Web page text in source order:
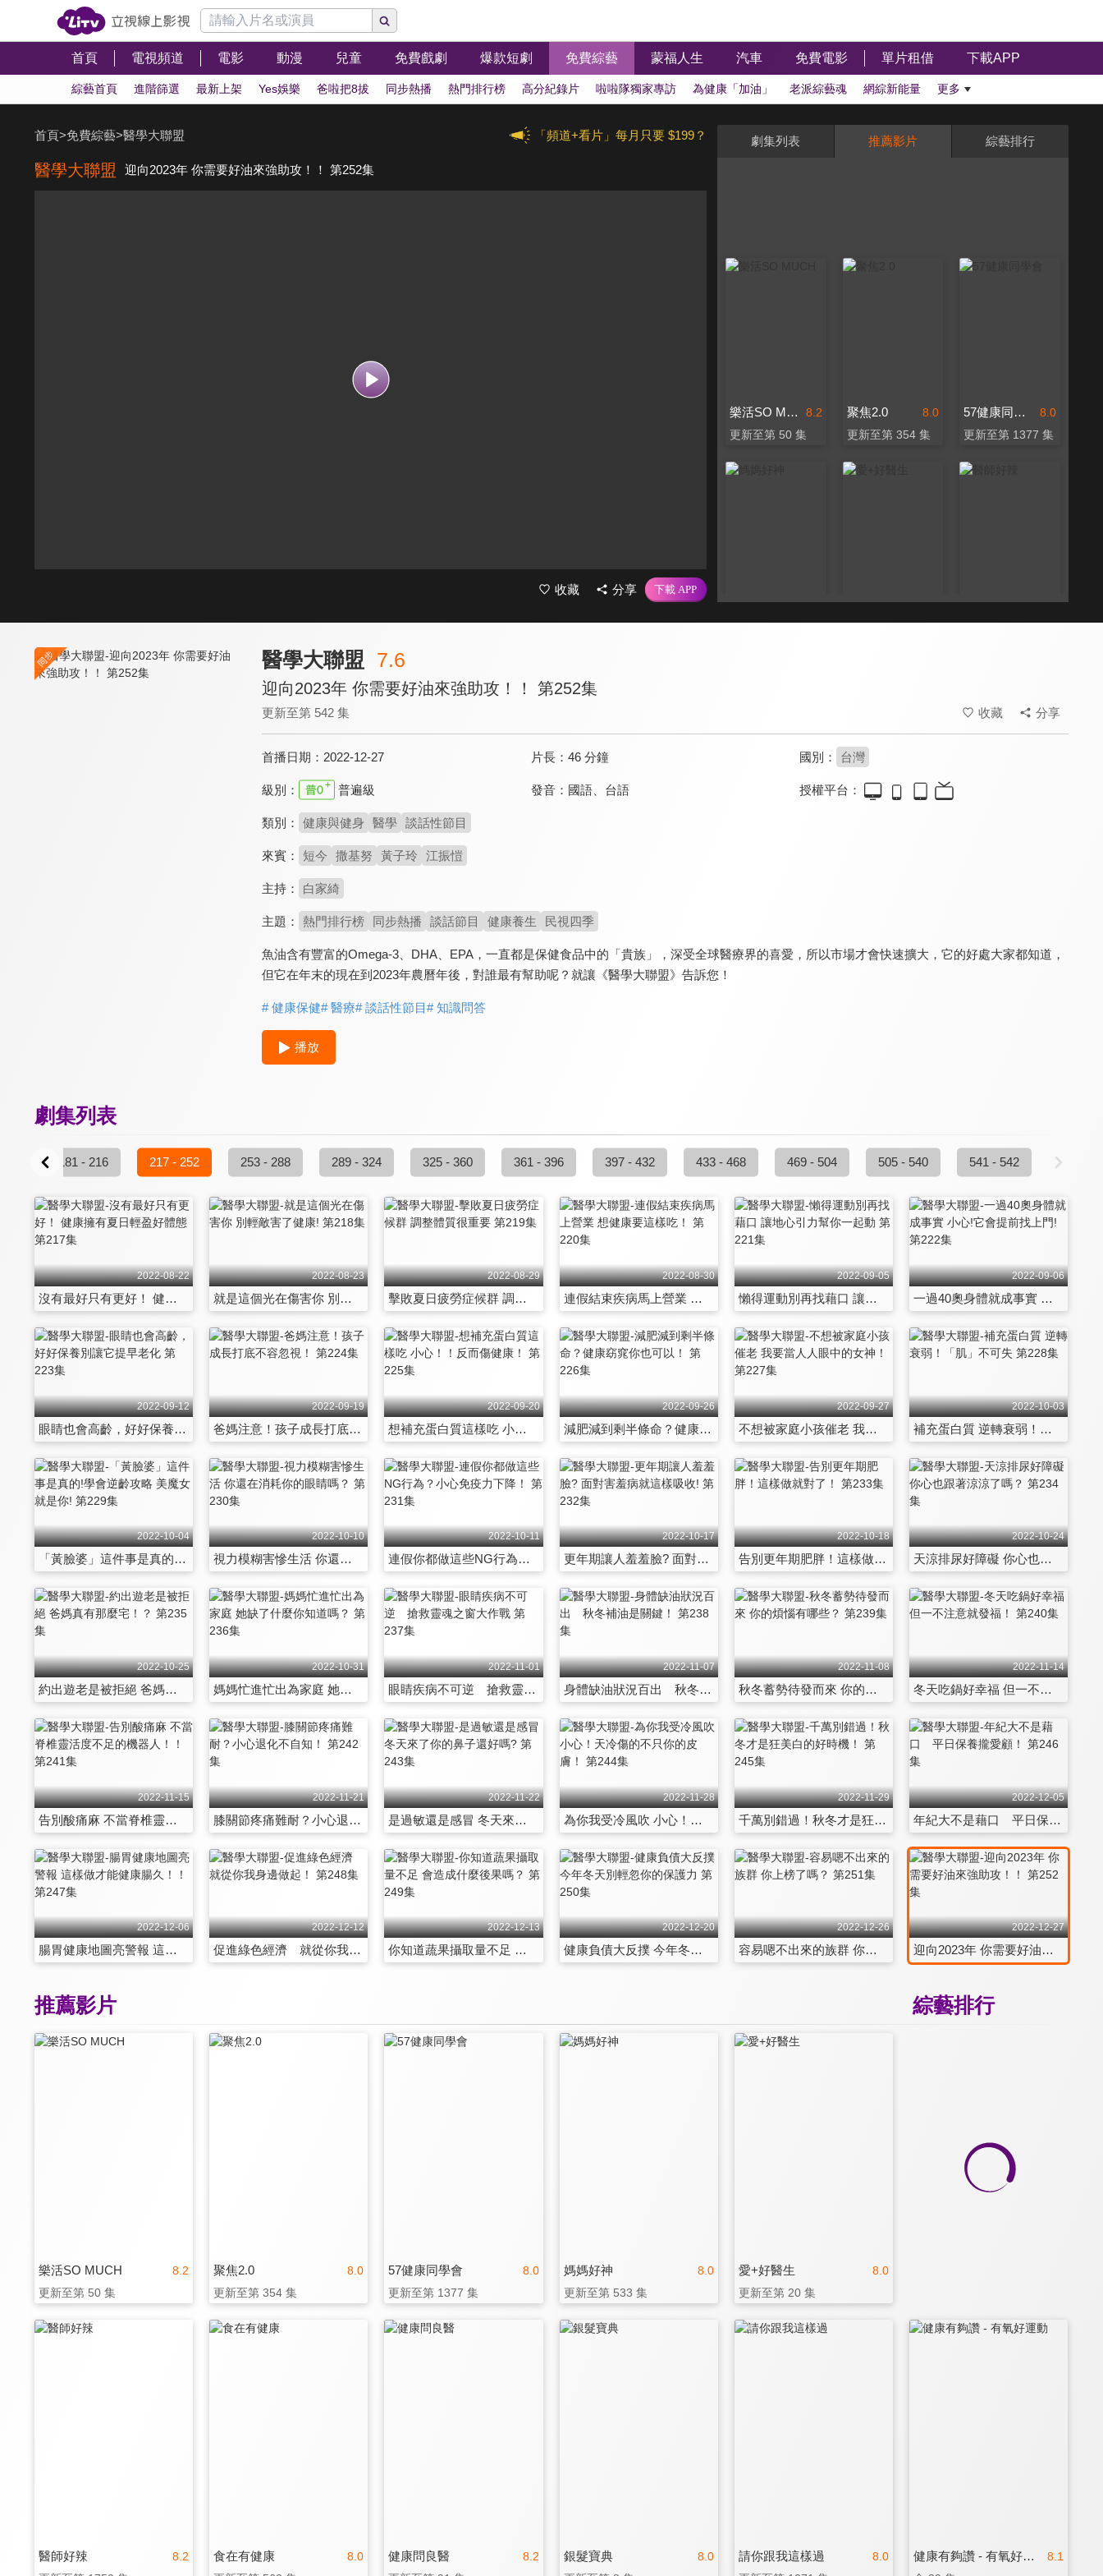
首頁 電視頻道 電影 動漫 兒童 免費戲劇 爆款短劇 免費綜藝 蒙福人生 汽車 免費電影 單片租借 下載APP
綜藝首頁 進階篩選 最新上架 Yes娛樂 爸啦把8拔 同步熱播 熱門排行榜 高分紀錄片 啦啦隊獨家專訪 為健康「加油」 老派綜藝魂 網綜新能量 更多
「頻道+看片」每月只要 $199？
首頁>免費綜藝>醫學大聯盟
醫學大聯盟 迎向2023年 你需要好油來強助攻！！ 第252集
收藏 分享
劇集列表 推薦影片 綜藝排行
8.2
樂活SO MUCH
更新至第 50 集
8.0
聚焦2.0
更新至第 354 集
8.0
57健康同學會
更新至第 1377 集
醫學大聯盟 7.6
迎向2023年 你需要好油來強助攻！！ 第252集
更新至第 542 集 收藏 分享
首播日期： 2022-12-27 片長： 46 分鐘 國別： 台灣
級別： 普遍級 發音： 國語、 台語 授權平台：
類別： 健康與健身 醫學 談話性節目
來賓： 短今 撒基努 黃子玲 江振愷
主持： 白家綺
主題： 熱門排行榜 同步熱播 談話節目 健康養生 民視四季
魚油含有豐富的Omega-3、DHA、EPA，一直都是保健食品中的「貴族」，深受全球醫療界的喜愛，所以市場才會快速擴大，它的好處大家都知道，
但它在年末的現在到2023年農曆年後，對誰最有幫助呢？就讓《醫學大聯盟》告訴您！
# 健康保健# 醫療# 談話性節目# 知識問答
播放
劇集列表
181 - 216 217 - 252 253 - 288 289 - 324 325 - 360 361 - 396 397 - 432 433 - 468 469 - 504 505 - 540 541 - 542
2022-08-22
沒有最好只有更好！ 健康擁有夏日輕盈好體態 第217集
2022-08-23
就是這個光在傷害你 別輕敵害了健康! 第218集
2022-08-29
擊敗夏日疲勞症候群 調整體質很重要 第219集
2022-08-30
連假結束疾病馬上營業 想健康要這樣吃！ 第220集
2022-09-05
懶得運動別再找藉口 讓地心引力幫你一起動 第221集
2022-09-06
一過40奧身體就成事實 小心!它會提前找上門! 第222集
2022-09-12
眼睛也會高齡，好好保養別讓它提早老化 第223集
2022-09-19
爸媽注意！孩子成長打底不容忽視！ 第224集
2022-09-20
想補充蛋白質這樣吃 小心！！反而傷健康！ 第225集
2022-09-26
減肥減到剩半條命？健康窈窕你也可以！ 第226集
2022-09-27
不想被家庭小孩催老 我要當人人眼中的女神！ 第227集
2022-10-03
補充蛋白質 逆轉衰弱！「肌」不可失 第228集
2022-10-04
「黃臉婆」這件事是真的!學會逆齡攻略 美魔女就是你! 第229集
2022-10-10
視力模糊害慘生活 你還在消耗你的眼睛嗎？ 第230集
2022-10-11
連假你都做這些NG行為？小心免疫力下降！ 第231集
2022-10-17
更年期讓人羞羞臉? 面對害羞病就這樣吸收! 第232集
2022-10-18
告別更年期肥胖！這樣做就對了！ 第233集
2022-10-24
天涼排尿好障礙 你心也跟著涼涼了嗎？ 第234集
2022-10-25
約出遊老是被拒絕 爸媽真有那麼宅！？ 第235集
2022-10-31
媽媽忙進忙出為家庭 她缺了什麼你知道嗎？ 第236集
2022-11-01
眼睛疾病不可逆 搶救靈魂之窗大作戰 第237集
2022-11-07
身體缺油狀況百出 秋冬補油是關鍵！ 第238集
2022-11-08
秋冬蓄勢待發而來 你的煩惱有哪些？ 第239集
2022-11-14
冬天吃鍋好幸福 但一不注意就發福！ 第240集
2022-11-15
告別酸痛麻 不當脊椎靈活度不足的機器人！！ 第241集
2022-11-21
膝關節疼痛難耐？小心退化不自知！ 第242集
2022-11-22
是過敏還是感冒 冬天來了你的鼻子還好嗎? 第243集
2022-11-28
為你我受冷風吹 小心！天冷傷的不只你的皮膚！ 第244集
2022-11-29
千萬別錯過！秋冬才是狂美白的好時機！ 第245集
2022-12-05
年紀大不是藉口 平日保養攏愛顧！ 第246集
2022-12-06
腸胃健康地圖亮警報 這樣做才能健康腸久！！ 第247集
2022-12-12
促進綠色經濟 就從你我身邊做起！ 第248集
2022-12-13
你知道蔬果攝取量不足 會造成什麼後果嗎？ 第249集
2022-12-20
健康負債大反撲 今年冬天別輕忽你的保護力 第250集
2022-12-26
容易嗯不出來的族群 你上榜了嗎？ 第251集
2022-12-27
迎向2023年 你需要好油來強助攻！！ 第252集
綜藝排行
推薦影片
8.2
樂活SO MUCH
更新至第 50 集
8.0
聚焦2.0
更新至第 354 集
8.0
57健康同學會
更新至第 1377 集
8.0
媽媽好神
更新至第 533 集
8.0
愛+好醫生
更新至第 20 集
8.2
醫師好辣 8.0
食在有健康 8.2
健康問良醫 8.0
銀髮寶典 8.0
請你跟我這樣過 8.1
健康有夠讚 - 有氧好運動